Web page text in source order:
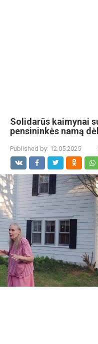
Solidarūs kaimynai
pensininkės namą
Published by: 12.05.2025